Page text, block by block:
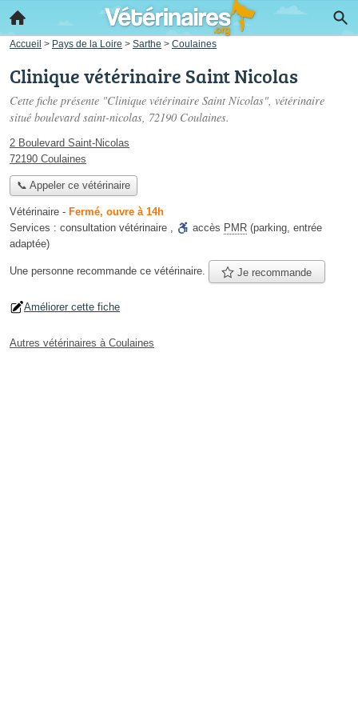
Accueil > Pays de la Loire > Sarthe > Coulaines
Clinique vétérinaire Saint Nicolas
Cette fiche présente "Clinique vétérinaire Saint Nicolas", vétérinaire
situé boulevard saint-nicolas, 72190 Coulaines.
2 Boulevard Saint-Nicolas
72190 Coulaines
📞 Appeler ce vétérinaire
Vétérinaire - Fermé, ouvre à 14h
Services : consultation vétérinaire , accès PMR (parking, entrée
adaptée)
Une personne recommande ce vétérinaire. Je recommande
Améliorer cette fiche
Autres vétérinaires à Coulaines